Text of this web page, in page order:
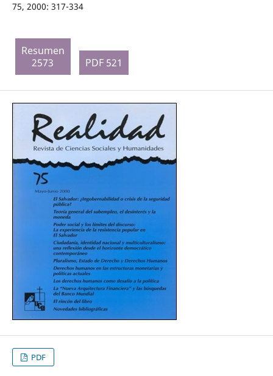
75, 2000: 317-334
Resumen
2573
PDF 521
PDF